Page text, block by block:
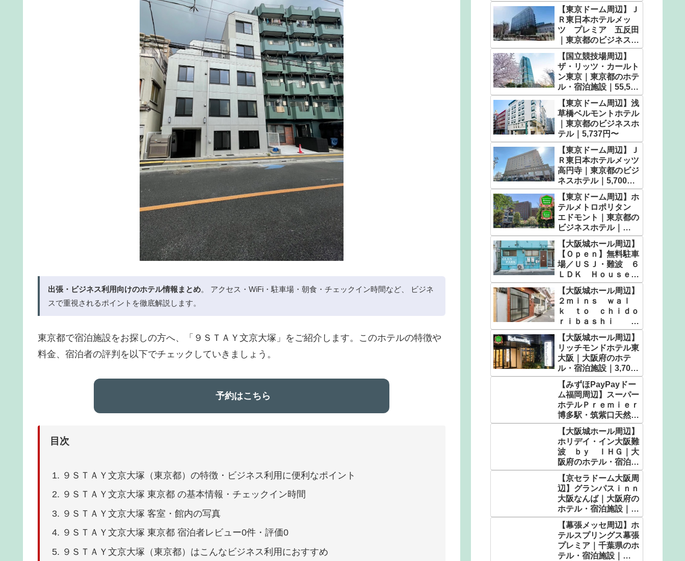
出張・ビジネス利用向けのホテル情報まとめ。 アクセス・WiFi・駐車場・朝食・チェックイン時間など、 ビジネ
スで重視されるポイントを徹底解説します。
東京都で宿泊施設をお探しの方へ、「９ＳＴＡＹ文京大塚」をご紹介します。このホテルの特徴や
料金、宿泊者の評判を以下でチェックしていきましょう。
️ 予約はこちら
目次
９ＳＴＡＹ文京大塚（東京都）の特徴・ビジネス利用に便利なポイント
９ＳＴＡＹ文京大塚 東京都 の基本情報・チェックイン時間
９ＳＴＡＹ文京大塚 客室・館内の写真
９ＳＴＡＹ文京大塚 東京都 宿泊者レビュー0件・評価0
９ＳＴＡＹ文京大塚（東京都）はこんなビジネス利用におすすめ
【東京ドーム周辺】Ｊ
Ｒ東日本ホテルメッ
ツ プレミア 五反田
｜東京都のビジネスホ
テル｜6,960円〜
【国立競技場周辺】
ザ・リッツ・カールト
ン東京｜東京都のホテ
ル・宿泊施設｜55,592
円〜
【東京ドーム周辺】浅
草橋ベルモントホテル
｜東京都のビジネスホ
テル｜5,737円〜
【東京ドーム周辺】Ｊ
Ｒ東日本ホテルメッツ
高円寺｜東京都のビジ
ネスホテル｜5,700
円〜
【東京ドーム周辺】ホ
テルメトロポリタン
エドモント｜東京都の
ビジネスホテル｜
5,900円〜
【大阪城ホール周辺】
【Ｏｐｅｎ】無料駐車
場／ＵＳＪ・難波 ６
ＬＤＫ Ｈｏｕｓｅ／
民泊｜大阪府のホテ
ル・宿泊施設｜9,280
円〜
【大阪城ホール周辺】
２ｍｉｎｓ ｗａｌ
ｋ ｔｏ ｃｈｉｄｏ
ｒｉｂａｓｈｉ Ｕ
ＳＪ／民泊｜大阪府の
ホテル・宿泊施設｜
5,104円〜
【大阪城ホール周辺】
リッチモンドホテル東
大阪｜大阪府のホテ
ル・宿泊施設｜3,700
円〜
【みずほPayPayドー
ム福岡周辺】スーパー
ホテルＰｒｅｍｉｅｒ
博多駅・筑紫口天然温
泉｜福岡県のホテル・
宿泊施設｜5,050円〜
【大阪城ホール周辺】
ホリデイ・イン大阪難
波 ｂｙ ＩＨＧ｜大
阪府のホテル・宿泊施
設｜5,583円〜
【京セラドーム大阪周
辺】グランパスｉｎｎ
大阪なんば｜大阪府の
ホテル・宿泊施設｜
2,320円〜
【幕張メッセ周辺】ホ
テルスプリングス幕張
プレミア｜千葉県のホ
テル・宿泊施設｜